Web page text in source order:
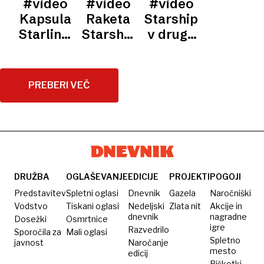
polet
eksplodirala
štiri
letališča
rakete
starship
#video
Kapsula
Starliner
pristala
na ISS,
nazaj
#video
Raketa
Starship
tretjem
poskusu
#video
Starship
v drugo
PREBERI VEČ
DRUŽBA
Predstavitev
Vodstvo
Dosežki
Sporočila za
javnost
OGLAŠEVANJE
Spletni oglasi
Tiskani oglasi
Osmrtnice
Mali oglasi
EDICIJE
Dnevnik
Nedeljski
dnevnik
Razvedrilo
Naročanje
edicij
PROJEKTI
Gazela
Zlata nit
POGOJI
Naročniški
Akcije in
nagradne
igre
Spletno
mesto